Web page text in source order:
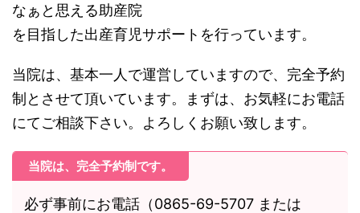
なぁと思える助産院
を目指した出産育児サポートを行っています。
当院は、基本一人で運営していますので、完全予約
制とさせて頂いています。まずは、お気軽にお電話
にてご相談下さい。よろしくお願い致します。
当院は、完全予約制です。
必ず事前にお電話（0865-69-5707 または